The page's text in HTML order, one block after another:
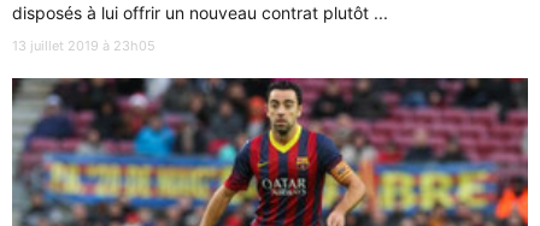
disposés à lui offrir un nouveau contrat plutôt ...
13 juillet 2019 à 23h05